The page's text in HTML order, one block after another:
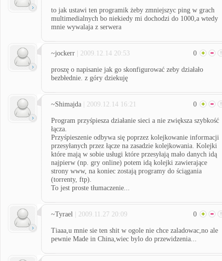
to jak ustawi ten programik żeby zmniejszyc ping w grach
multimedialnych bo niekiedy mi dochodzi do 1000,a wtedy
mnie wywalaja z serwera
~jockerr | 2009.12.14 20:53 0
proszę o napisanie jak go skonfigurować zeby działało
bezbłednie. z góry dziekuję
~Shimajda | 2009.12.14 16:21 0
Program przyśpiesza działanie sieci a nie zwiększa szybkość
łącza.
Przyśpieszenie odbywa się poprzez kolejkowanie informacji
przesyłanych przez łącze na zasadzie kolejkowania. Kolejki
które mają w sobie usługi które przesyłają mało danych idą
najpierw (np. gry online) potem idą kolejki zawierające
strony www, na koniec zostają programy do ściągania
(torrenty, ftp).
To jest proste tłumaczenie...
~Tyrael | 2009.11.27 20:09 0
Tiaaa,u mnie sie ten shit w ogole nie chce zaladowac,no ale
pewnie Made in China,wiec bylo do przewidzenia...